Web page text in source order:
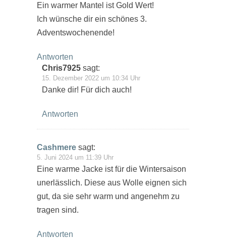
Ein warmer Mantel ist Gold Wert!
Ich wünsche dir ein schönes 3.
Adventswochenende!
Antworten
Chris7925 sagt:
15. Dezember 2022 um 10:34 Uhr
Danke dir! Für dich auch!
Antworten
Cashmere sagt:
5. Juni 2024 um 11:39 Uhr
Eine warme Jacke ist für die Wintersaison
unerlässlich. Diese aus Wolle eignen sich
gut, da sie sehr warm und angenehm zu
tragen sind.
Antworten